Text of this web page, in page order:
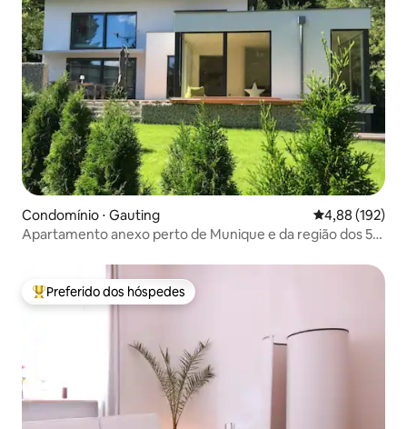
Condomínio ⋅ Gauting 4,88 de uma
4,88 (192)
Apartamento anexo perto de Munique e da região dos 5
Entre os melhores preferidos dos hóspedes
Preferido dos hóspedes